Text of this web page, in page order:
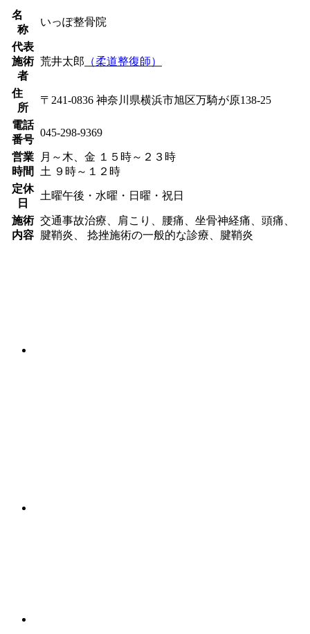
名
称
いっぽ整骨院
代表
施術
者
荒井太郎 （柔道整復師）
住
所
〒241-0836 神奈川県横浜市旭区万騎が原138-25
電話
番号
045-298-9369
営業
時間
月～木、金 １５時～２３時
土 ９時～１２時
定休
日
土曜午後・水曜・日曜・祝日
施術
内容
交通事故治療、肩こり、腰痛、坐骨神経痛、頭痛、
腱鞘炎、 捻挫施術の一般的な診療、腱鞘炎